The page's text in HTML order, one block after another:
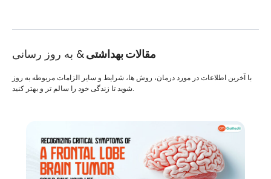
مقالات بهداشتی& به روز رسانی
با آخرین اطلاعات در مورد درمان، روش ها، شرایط و سایر الزامات مربوطه به روز
شوید تا زندگی خود را سالم تر و بهتر کنید.